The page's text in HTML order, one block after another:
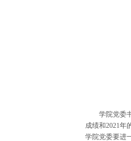
学院党委
成绩和2021年
学院党委要进